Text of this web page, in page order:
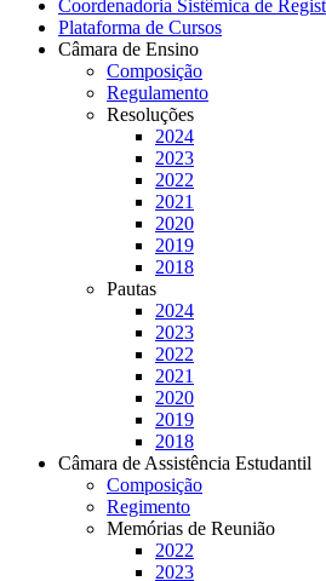
Coordenadoria Sistêmica de
Plataforma de Cursos
Câmara de Ensino
Composição
Regulamento
Resoluções
2024
2023
2022
2021
2020
2019
2018
Pautas
2024
2023
2022
2021
2020
2019
2018
Câmara de Assistência Estudantil
Composição
Regimento
Memórias de Reunião
2022
2023